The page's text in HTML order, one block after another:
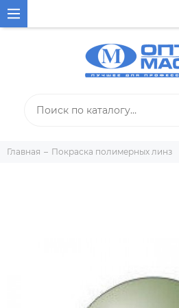
Главная Покраска полимерных линз